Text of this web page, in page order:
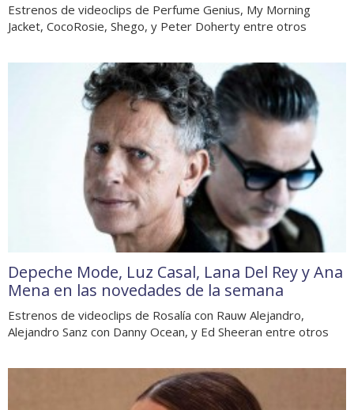
Estrenos de videoclips de Perfume Genius, My Morning
Jacket, CocoRosie, Shego, y Peter Doherty entre otros
Depeche Mode, Luz Casal, Lana Del Rey y Ana
Mena en las novedades de la semana
Estrenos de videoclips de Rosalía con Rauw Alejandro,
Alejandro Sanz con Danny Ocean, y Ed Sheeran entre otros